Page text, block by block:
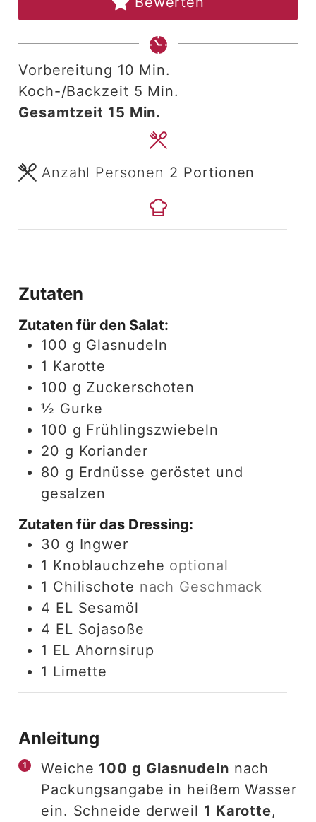
Vorbereitung 10 Minuten
Min.
Koch-/Backzeit 5 Minuten
Min.
Gesamtzeit 15 Minuten
Min.
Anzahl Personen 2 Portionen
Zutaten
Zutaten für den Salat:
100 g Glasnudeln
1 Karotte
100 g Zuckerschoten
½ Gurke
100 g Frühlingszwiebeln
20 g Koriander
80 g Erdnüsse geröstet und
gesalzen
Zutaten für das Dressing:
30 g Ingwer
1 Knoblauchzehe optional
1 Chilischote nach Geschmack
4 EL Sesamöl
4 EL Sojasoße
1 EL Ahornsirup
1 Limette
Anleitung
Weiche 100 g Glasnudeln nach
Packungsangabe in heißem Wasser
ein. Schneide derweil 1 Karotte,